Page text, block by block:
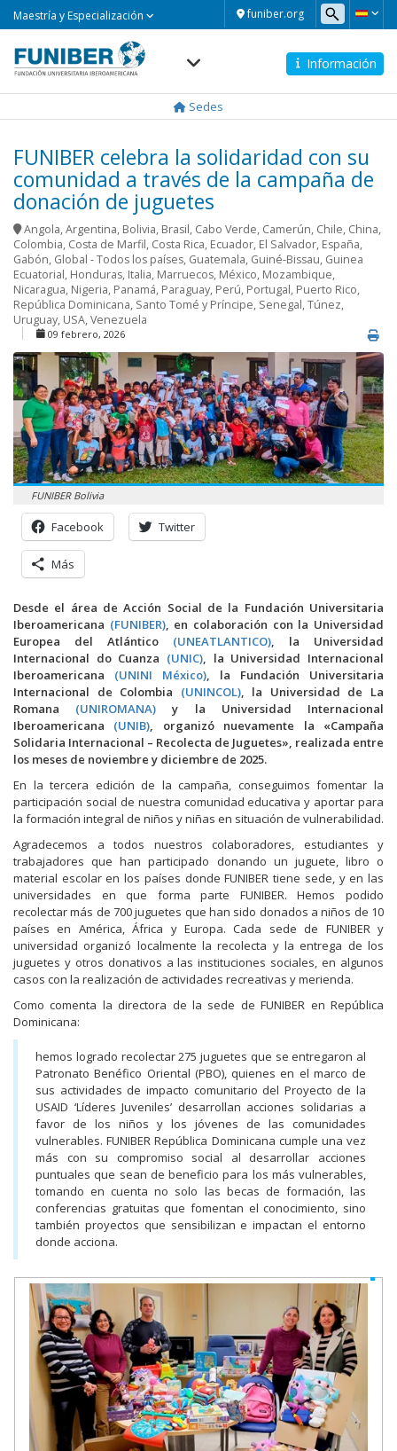
funiber.org
Maestría y Especialización
Información
Sedes
FUNIBER celebra la solidaridad con su
comunidad a través de la campaña de
donación de juguetes
Angola,Argentina, Bolivia, Brasil, Cabo Verde, Camerún, Chile, China,
Colombia, Costa de Marfil, Costa Rica, Ecuador, El Salvador, España,
Gabón, Global - Todos los países, Guatemala, Guiné-Bissau, Guinea
Ecuatorial, Honduras, Italia, Marruecos, México, Mozambique,
Nicaragua, Nigeria, Panamá, Paraguay, Perú, Portugal, Puerto Rico,
República Dominicana, Santo Tomé y Príncipe, Senegal,Túnez,
Uruguay, USA,Venezuela
09 febrero, 2026
FUNIBER Bolivia
Facebook Twitter
Más
Desde el área de Acción Social de la Fundación Universitaria
Iberoamericana (FUNIBER), en colaboración con la Universidad
Europea del Atlántico (UNEATLANTICO), la Universidad
Internacional do Cuanza (UNIC), la Universidad Internacional
Iberoamericana (UNINI México), la Fundación Universitaria
Internacional de Colombia (UNINCOL), la Universidad de La
Romana (UNIROMANA) y la Universidad Internacional
Iberoamericana (UNIB), organizó nuevamente la «Campaña
Solidaria Internacional – Recolecta de Juguetes», realizada entre
los meses de noviembre y diciembre de 2025.
En la tercera edición de la campaña, conseguimos fomentar la
participación social de nuestra comunidad educativa y aportar para
la formación integral de niños y niñas en situación de vulnerabilidad.
Agradecemos a todos nuestros colaboradores, estudiantes y
trabajadores que han participado donando un juguete, libro o
material escolar en los países donde FUNIBER tiene sede, y en las
universidades en que forma parte FUNIBER. Hemos podido
recolectar más de 700 juguetes que han sido donados a niños de 10
países en América, África y Europa. Cada sede de FUNIBER y
universidad organizó localmente la recolecta y la entrega de los
juguetes y otros donativos a las instituciones sociales, en algunos
casos con la realización de actividades recreativas y merienda.
Como comenta la directora de la sede de FUNIBER en República
Dominicana:
hemos logrado recolectar 275 juguetes que se entregaron al
Patronato Benéfico Oriental (PBO), quienes en el marco de
sus actividades de impacto comunitario del Proyecto de la
USAID ‘Líderes Juveniles’ desarrollan acciones solidarias a
favor de los niños y los jóvenes de las comunidades
vulnerables. FUNIBER República Dominicana cumple una vez
más con su compromiso social al desarrollar acciones
puntuales que sean de beneficio para los más vulnerables,
tomando en cuenta no solo las becas de formación, las
conferencias gratuitas que fomentan el conocimiento, sino
también proyectos que sensibilizan e impactan el entorno
donde acciona.